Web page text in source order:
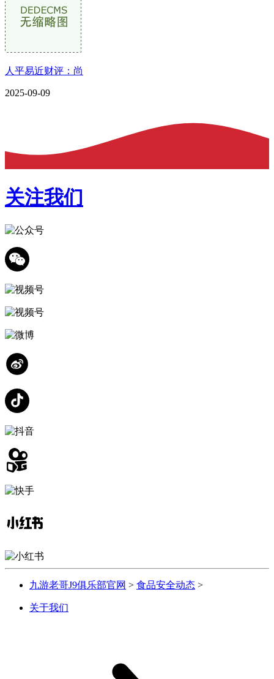
人平易近财评：尚
2025-09-09
关注我们
九游老哥J9俱乐部官网 > 食品安全动态 >
关于我们